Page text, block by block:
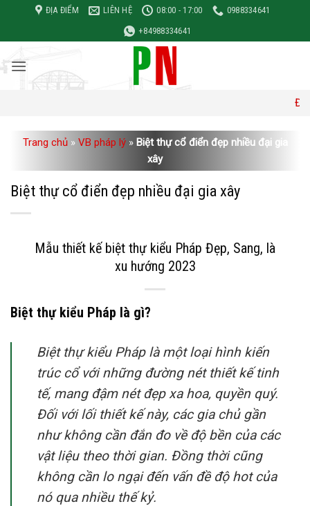
nội
dung
ĐỊA ĐIỂM LIÊN HỆ 08:00 - 17:00
0988334641
+84988334641
Đơn giá xây
Trang chủ » VB pháp lý » Biệt thự cổ điển đẹp nhiều đại gia
xây
Biệt thự cổ điển đẹp nhiều đại gia xây
Mẫu thiết kế biệt thự kiểu Pháp Đẹp, Sang, là
xu hướng 2023
Biệt thự kiểu Pháp là gì?
Biệt thự kiểu Pháp là một loại hình kiến
trúc cổ với những đường nét thiết kế tinh
tế, mang đậm nét đẹp xa hoa, quyền quý.
Đối với lối thiết kế này, các gia chủ gần
như không cần đắn đo về độ bền của các
vật liệu theo thời gian. Đồng thời cũng
không cần lo ngại đến vấn đề độ hot của
nó qua nhiều thế kỷ.